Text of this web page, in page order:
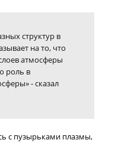
структур в
на то, что
атмосферы
роль в
- сказал
с пузырьками плазмы,